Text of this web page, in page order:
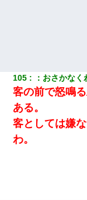
105 ： おさかなく
客の前で怒鳴
ある。
客としては嫌
わ。